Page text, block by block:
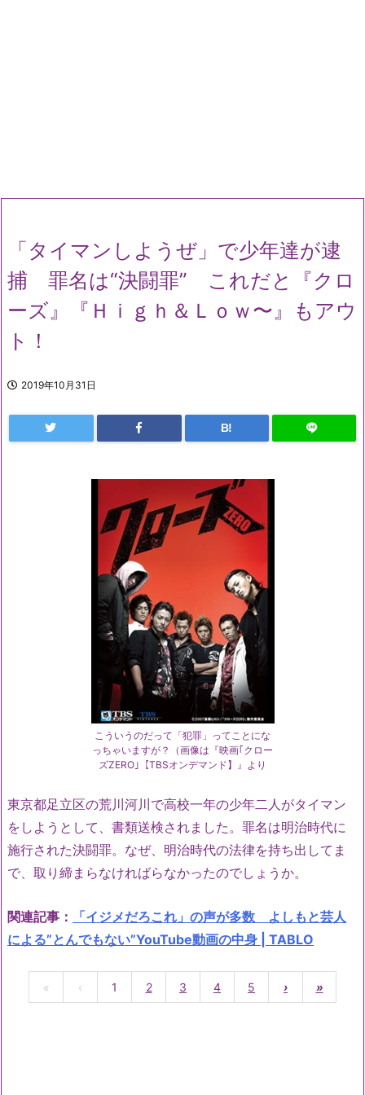
「タイマンしようぜ」で少年達が逮
捕 罪名は“決闘罪” これだと『クロ
ーズ』『Ｈｉｇｈ＆Ｌｏｗ〜』もアウ
ト！
2019年10月31日
B!
こういうのだって「犯罪」ってことにな
っちゃいますが？（画像は『映画｢クロー
ズZERO｣【TBSオンデマンド】』より
東京都足立区の荒川河川で高校一年の少年二人がタイマン
をしようとして、書類送検されました。罪名は明治時代に
施行された決闘罪。なぜ、明治時代の法律を持ち出してま
で、取り締まらなければらなかったのでしょうか。
関連記事：
「イジメだろこれ」の声が多数 よしもと芸人
による”とんでもない”YouTube動画の中身 | TABLO
« ‹ 1 2 3 4 5 › »